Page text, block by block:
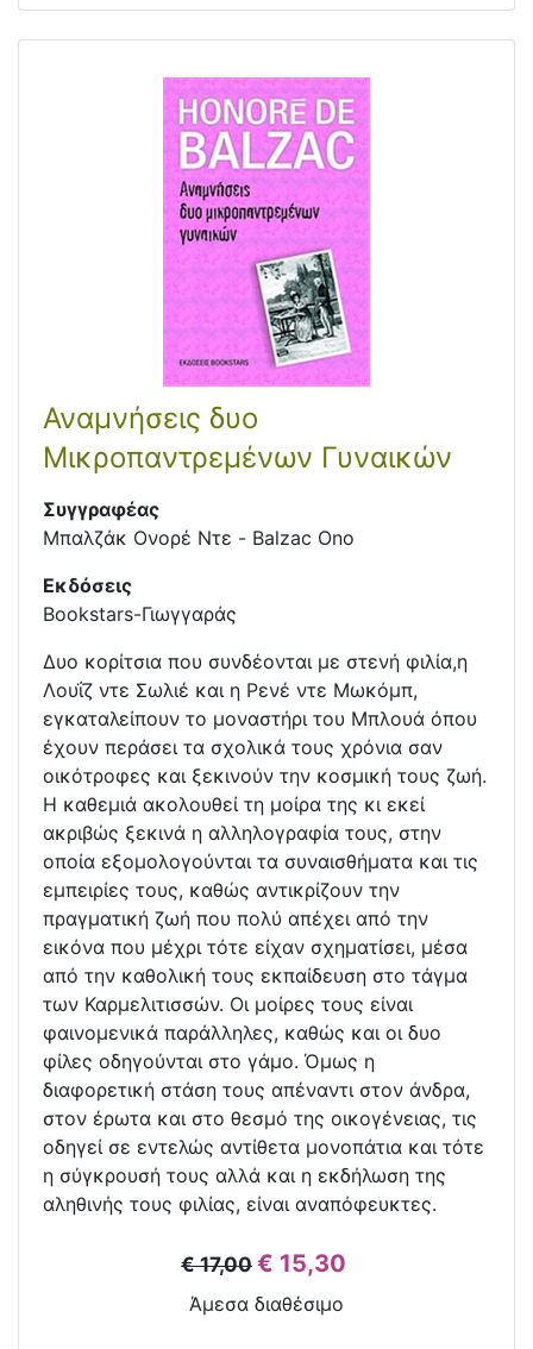
Αναμνήσεις δυο
Μικροπαντρεμένων Γυναικών
Συγγραφέας
Μπαλζάκ Ονορέ Ντε - Balzac Ono
Εκδόσεις
Bookstars-Γιωγγαράς
Δυο κορίτσια που συνδέονται µε στενή φιλία,η
Λουΐζ ντε Σωλιέ και η Ρενέ ντε Μωκόµπ,
εγκαταλείπουν το µοναστήρι του Μπλουά όπου
έχουν περάσει τα σχολικά τους χρόνια σαν
οικότροφες και ξεκινούν την κοσµική τους ζωή.
Η καθεµιά ακολουθεί τη µοίρα της κι εκεί
ακριβώς ξεκινά η αλληλογραφία τους, στην
οποία εξοµολογούνται τα συναισθήµατα και τις
εµπειρίες τους, καθώς αντικρίζουν την
πραγµατική ζωή που πολύ απέχει από την
εικόνα που µέχρι τότε είχαν σχηµατίσει, µέσα
από την καθολική τους εκπαίδευση στο τάγµα
των Καρµελιτισσών. Οι µοίρες τους είναι
φαινοµενικά παράλληλες, καθώς και οι δυο
φίλες οδηγούνται στο γάµο. Όµως η
διαφορετική στάση τους απέναντι στον άνδρα,
στον έρωτα και στο θεσµό της οικογένειας, τις
οδηγεί σε εντελώς αντίθετα µονοπάτια και τότε
η σύγκρουσή τους αλλά και η εκδήλωση της
αληθινής τους φιλίας, είναι αναπόφευκτες.
€ 17,00 € 15,30
Άμεσα διαθέσιμο